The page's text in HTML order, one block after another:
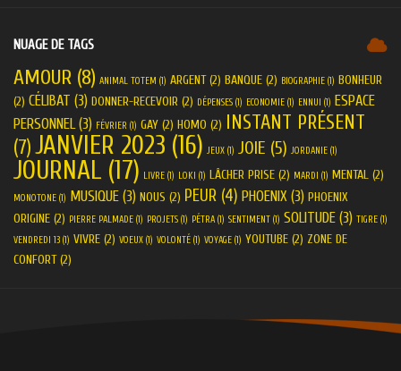
NUAGE DE TAGS
AMOUR (8) ANIMAL TOTEM (1) ARGENT(2) BANQUE (2) BIOGRAPHIE (1) BONHEUR
(2) CÉLIBAT (3) DONNER-RECEVOIR (2) DÉPENSES (1) ECONOMIE (1) ENNUI (1) ESPACE
PERSONNEL(3) FÉVRIER (1) GAY (2) HOMO (2) INSTANT PRÉSENT
(7)JANVIER 2023 (16) JEUX (1) JOIE (5) JORDANIE (1)
JOURNAL (17) LIVRE (1) LOKI (1) LÂCHER PRISE (2) MARDI (1) MENTAL (2)
MONOTONE (1) MUSIQUE (3) NOUS (2) PEUR (4) PHOENIX (3) PHOENIX
ORIGINE (2) PIERRE PALMADE (1) PROJETS (1) PÉTRA (1) SENTIMENT (1) SOLITUDE (3) TIGRE (1)
VENDREDI 13 (1) VIVRE (2) VOEUX (1) VOLONTÉ (1) VOYAGE (1) YOUTUBE (2) ZONE DE
CONFORT(2)